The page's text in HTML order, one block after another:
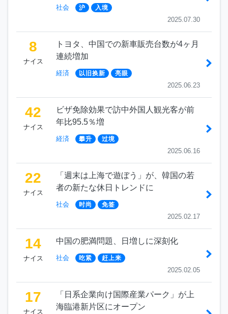
社会 沪 入境
2025.07.30
8
ナイス
トヨタ、中国での新車販売台数が4ヶ月
連続増加
経済 以旧换新 亮眼
2025.06.23
42
ナイス
ビザ免除効果で訪中外国人観光客が前
年比95.5％増
経済 攀升 过境
2025.06.16
22
ナイス
「週末は上海で遊ぼう」が、韓国の若
者の新たな休日トレンドに
社会 时尚 免签
2025.02.17
14
ナイス
中国の肥満問題、日増しに深刻化
社会 吃紧 赶上来
2025.02.05
17
ナイス
「日系企業向け国際産業パーク」が上
海臨港新片区にオープン